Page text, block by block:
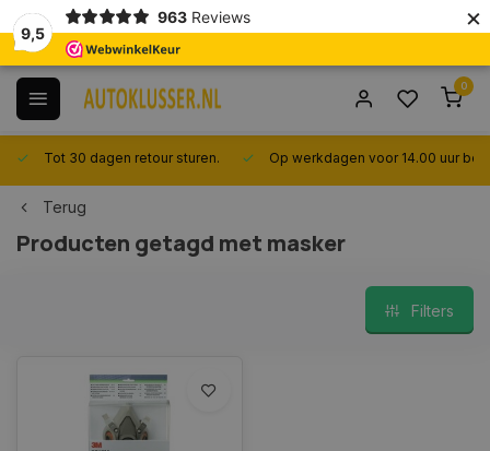
9,5
963 Reviews ×
0
Tot 30 dagen retour sturen. Op werkdagen voor 14.00 uur
Terug
Producten getagd met masker
Filters